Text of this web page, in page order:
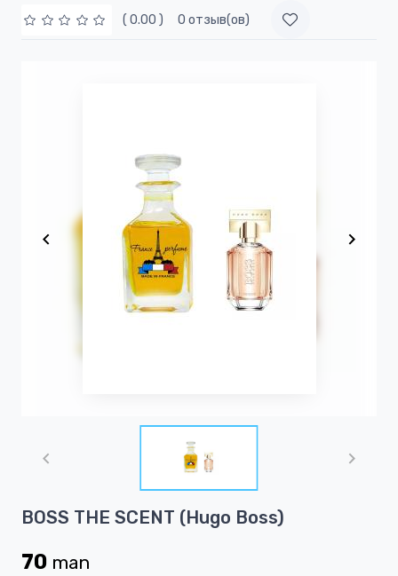
( 0.00 ) 0 отзыв(ов)
1
1
BOSS THE SCENT (Hugo Boss)
70 man